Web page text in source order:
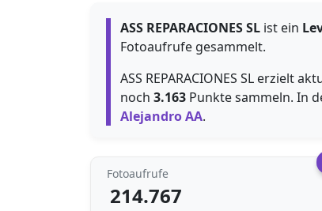
ASS REPARACIONES SL ist ein
Fotoaufrufe gesammelt.
ASS REPARACIONES SL erzielt
noch 3.163 Punkte sammeln. In
Alejandro AA.
Fotoaufrufe
214.767